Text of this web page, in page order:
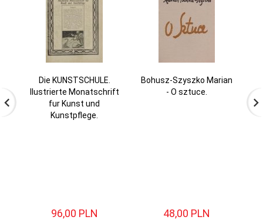
Die KUNSTSCHULE.
Ilustrierte Monatschrift
fur Kunst und
Kunstpflege.
96,00 PLN
Bohusz-Szyszko Marian
- O sztuce.
48,00 PLN